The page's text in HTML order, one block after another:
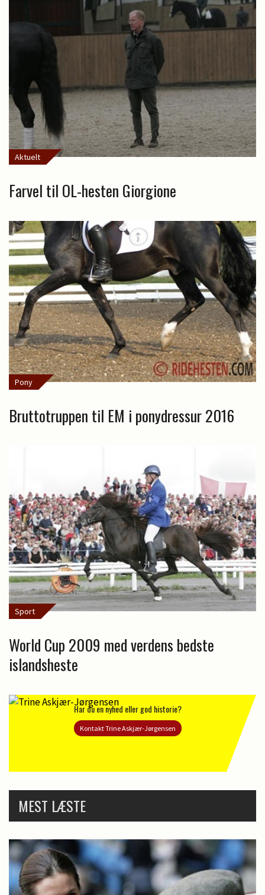
Aktuelt
Farvel til OL-hesten Giorgione
Pony
Bruttotruppen til EM i ponydressur 2016
Sport
World Cup 2009 med verdens bedste
islandsheste
Har du en nyhed eller god historie?
Kontakt Trine Askjær-Jørgensen
MEST LÆSTE